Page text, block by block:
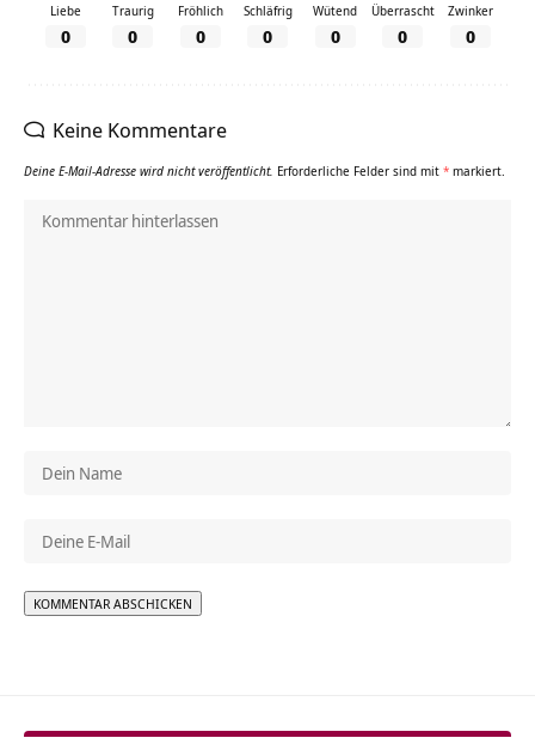
Liebe
0
Traurig
0
Fröhlich
0
Schläfrig
0
Wütend
0
Überrascht
0
Zwinker
0
Keine Kommentare
Deine E-Mail-Adresse wird nicht veröffentlicht. Erforderliche Felder sind mit * markiert.